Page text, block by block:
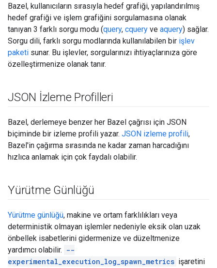
Bazel, kullanıcıların sırasıyla hedef grafiği, yapılandırılmış
hedef grafiği ve işlem grafiğini sorgulamasına olanak
tanıyan 3 farklı sorgu modu (query, cquery ve aquery) sağlar.
Sorgu dili, farklı sorgu modlarında kullanılabilen bir işlev
paketi sunar. Bu işlevler, sorgularınızı ihtiyaçlarınıza göre
özelleştirmenize olanak tanır.
JSON İzleme Profilleri
Bazel, derlemeye benzer her Bazel çağrısı için JSON
biçiminde bir izleme profili yazar. JSON izleme profili,
Bazel'in çağırma sırasında ne kadar zaman harcadığını
hızlıca anlamak için çok faydalı olabilir.
Yürütme Günlüğü
Yürütme günlüğü, makine ve ortam farklılıkları veya
deterministik olmayan işlemler nedeniyle eksik olan uzak
önbellek isabetlerini gidermenize ve düzeltmenize
yardımcı olabilir. --
experimental_execution_log_spawn_metrics işaretini